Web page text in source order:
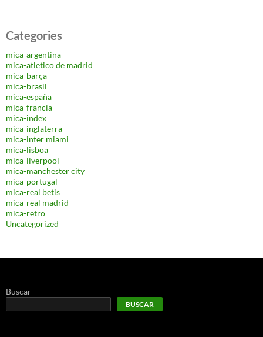
Categories
mica-argentina
mica-atletico de madrid
mica-barça
mica-brasil
mica-españa
mica-francia
mica-index
mica-inglaterra
mica-inter miami
mica-lisboa
mica-liverpool
mica-manchester city
mica-portugal
mica-real betis
mica-real madrid
mica-retro
Uncategorized
Buscar
BUSCAR